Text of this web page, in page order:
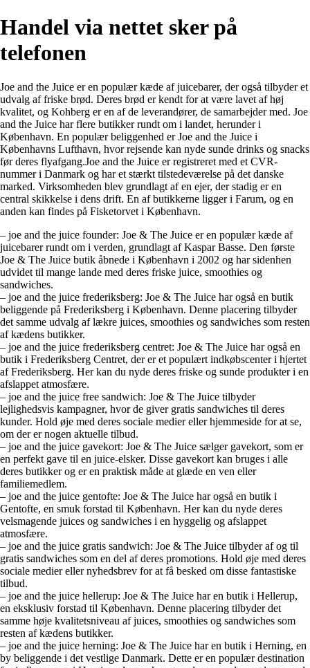
Handel via nettet sker på
telefonen
Joe and the Juice er en populær kæde af juicebarer, der også tilbyder et
udvalg af friske brød. Deres brød er kendt for at være lavet af høj
kvalitet, og Kohberg er en af ​​de leverandører, de samarbejder med. Joe
and the Juice har flere butikker rundt om i landet, herunder i
København. En populær beliggenhed er Joe and the Juice i
Københavns Lufthavn, hvor rejsende kan nyde sunde drinks og snacks
før deres flyafgang.Joe and the Juice er registreret med et CVR-
nummer i Danmark og har et stærkt tilstedeværelse på det danske
marked. Virksomheden blev grundlagt af en ejer, der stadig er en
central skikkelse i dens drift. En af butikkerne ligger i Farum, og en
anden kan findes på Fisketorvet i København.
– joe and the juice founder: Joe & The Juice er en populær kæde af
juicebarer rundt om i verden, grundlagt af Kaspar Basse. Den første
Joe & The Juice butik åbnede i København i 2002 og har sidenhen
udvidet til mange lande med deres friske juice, smoothies og
sandwiches.
– joe and the juice frederiksberg: Joe & The Juice har også en butik
beliggende på Frederiksberg i København. Denne placering tilbyder
det samme udvalg af lækre juices, smoothies og sandwiches som resten
af kædens butikker.
– joe and the juice frederiksberg centret: Joe & The Juice har også en
butik i Frederiksberg Centret, der er et populært indkøbscenter i hjertet
af Frederiksberg. Her kan du nyde deres friske og sunde produkter i en
afslappet atmosfære.
– joe and the juice free sandwich: Joe & The Juice tilbyder
lejlighedsvis kampagner, hvor de giver gratis sandwiches til deres
kunder. Hold øje med deres sociale medier eller hjemmeside for at se,
om der er nogen aktuelle tilbud.
– joe and the juice gavekort: Joe & The Juice sælger gavekort, som er
en perfekt gave til en juice-elsker. Disse gavekort kan bruges i alle
deres butikker og er en praktisk måde at glæde en ven eller
familiemedlem.
– joe and the juice gentofte: Joe & The Juice har også en butik i
Gentofte, en smuk forstad til København. Her kan du nyde deres
velsmagende juices og sandwiches i en hyggelig og afslappet
atmosfære.
– joe and the juice gratis sandwich: Joe & The Juice tilbyder af og til
gratis sandwiches som en del af deres promotions. Hold øje med deres
sociale medier eller nyhedsbrev for at få besked om disse fantastiske
tilbud.
– joe and the juice hellerup: Joe & The Juice har en butik i Hellerup,
en eksklusiv forstad til København. Denne placering tilbyder det
samme høje kvalitetsniveau af juices, smoothies og sandwiches som
resten af kædens butikker.
– joe and the juice herning: Joe & The Juice har en butik i Herning, en
by beliggende i det vestlige Danmark. Dette er en populær destination